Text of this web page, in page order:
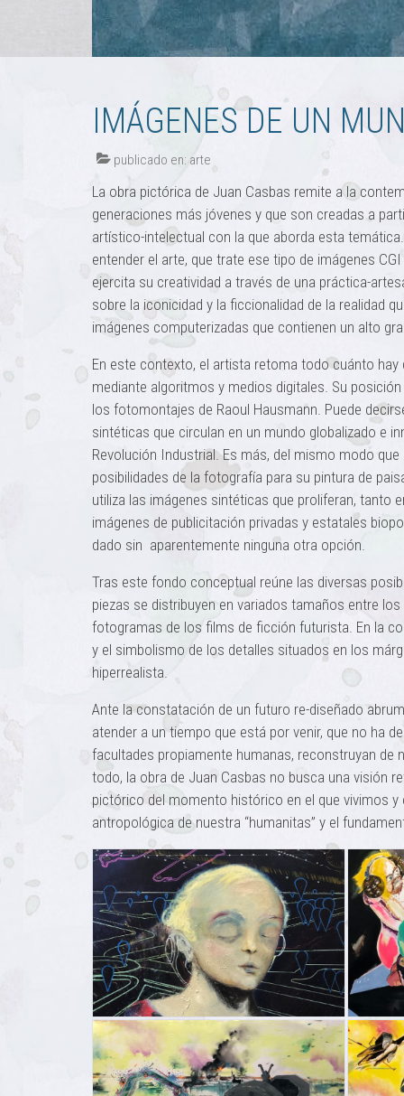
IMÁGENES DE UN
publicado en: arte
La obra pictórica de Juan Casbas remite a la
generaciones más jóvenes y que son creadas a
artístico-intelectual con la que aborda esta
entender el arte, que trate ese tipo de imágenes
ejercita su creatividad a través de una práctica-
sobre la iconicidad y la ficcionalidad de la realidad
imágenes computerizadas que contienen un alto
En este contexto, el artista retoma todo cuánto
mediante algoritmos y medios digitales. Su
los fotomontajes de Raoul Hausmann. Puede
sintéticas que circulan en un mundo globalizado e
Revolución Industrial. Es más, del mismo modo
posibilidades de la fotografía para su pintura de
utiliza las imágenes sintéticas que proliferan,
imágenes de publicitación privadas y estatales
dado sin aparentemente ninguna otra opción.
Tras este fondo conceptual reúne las diversas
piezas se distribuyen en variados tamaños entre
fotogramas de los films de ficción futurista. En la
y el simbolismo de los detalles situados en los
hiperrealista.
Ante la constatación de un futuro re-diseñado
atender a un tiempo que está por venir, que no ha
facultades propiamente humanas, reconstruyan de
todo, la obra de Juan Casbas no busca una visión
pictórico del momento histórico en el que vivimos
antropológica de nuestra “humanitas” y el